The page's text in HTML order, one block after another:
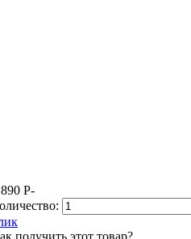
P-
получить этот товар?